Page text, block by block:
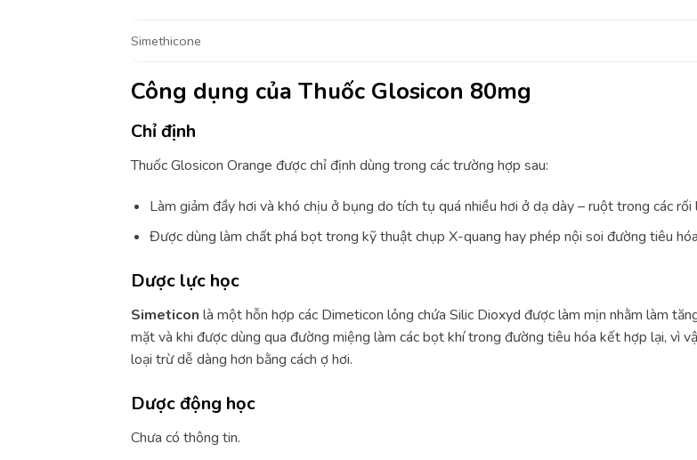
Simethicone
Công dụng của Thuốc Glosicon 80mg
Chỉ định
Thuốc Glosicon Orange được chỉ định dùng trong các trường hợp sau:
Làm giảm đầy hơi và khó chịu ở bụng do tích tụ quá nhiều hơi ở dạ dày – ruột trong các
Được dùng làm chất phá bọt trong kỹ thuật chụp X-quang hay phép nội soi đường tiêu
Dược lực học
Simeticon là một hỗn hợp các Dimeticon lỏng chứa Silic Dioxyd được làm mịn nhằm làm
mặt và khi được dùng qua đường miệng làm các bọt khí trong đường tiêu hóa kết hợp lại, vì
loại trừ dễ dàng hơn bằng cách ợ hơi.
Dược động học
Chưa có thông tin.